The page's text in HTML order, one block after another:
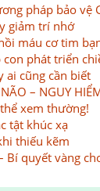
pháp bảo vệ
giảm trí nhớ
máu cơ tim
phát triển
ai cũng cần biết
– NGUY
xem thường!
tật khúc xạ
thiếu kẽm
Bí quyết vàng